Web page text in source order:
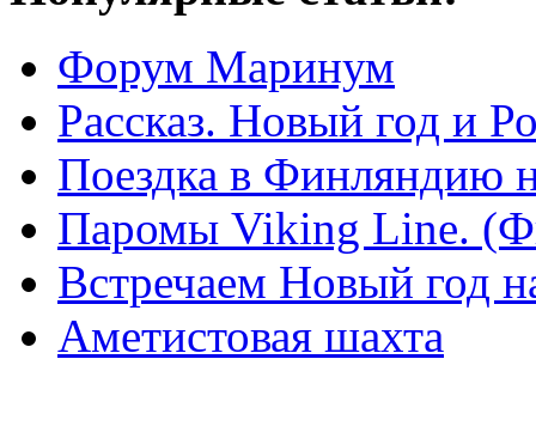
Форум Маринум
Рассказ. Новый год и
Поездка в Финляндию
Паромы Viking Line.
Встречаем Новый год
Аметистовая шахта